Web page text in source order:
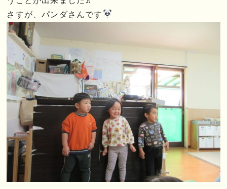
さすが、パンダさんです